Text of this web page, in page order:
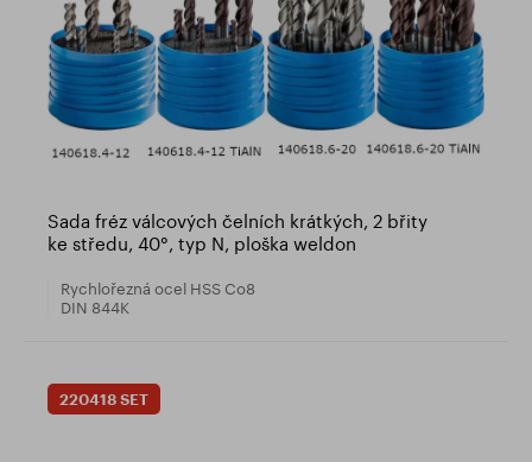
Sada fréz válcových čelních krátkých, 2 břity
ke středu, 40°, typ N, ploška weldon
Rychlořezná ocel HSS Co8
DIN 844K
220418 SET